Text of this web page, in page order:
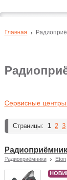
Сервисные
Страницы: 1 2 3
Радиоприёмники Eton
Главная